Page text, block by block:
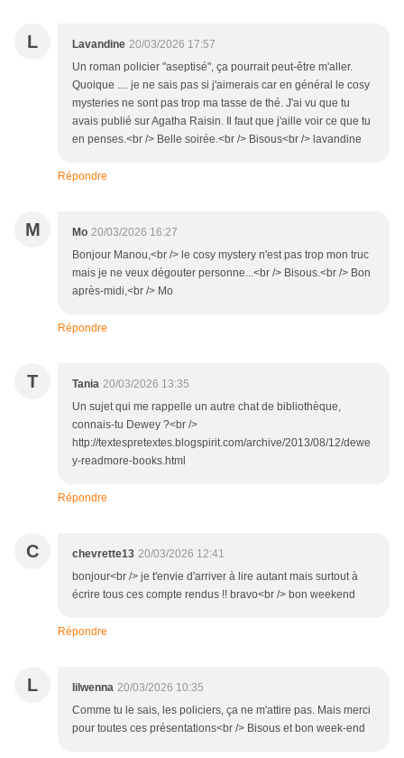
L Lavandine 20/03/2026 17:57
Un roman policier "aseptisé", ça pourrait peut-être m'aller.
Quoique .... je ne sais pas si j'aimerais car en général le cosy
mysteries ne sont pas trop ma tasse de thé. J'ai vu que tu
avais publié sur Agatha Raisin. Il faut que j'aille voir ce que tu
en penses.<br /> Belle soirée.<br /> Bisous<br /> lavandine
Répondre
M Mo 20/03/2026 16:27
Bonjour Manou,<br /> le cosy mystery n'est pas trop mon truc
mais je ne veux dégouter personne...<br /> Bisous.<br /> Bon
après-midi,<br /> Mo
Répondre
T Tania 20/03/2026 13:35
Un sujet qui me rappelle un autre chat de bibliothèque,
connais-tu Dewey ?<br />
http://textespretextes.blogspirit.com/archive/2013/08/12/dewe
y-readmore-books.html
Répondre
C chevrette13 20/03/2026 12:41
bonjour<br /> je t'envie d'arriver à lire autant mais surtout à
écrire tous ces compte rendus !! bravo<br /> bon weekend
Répondre
L lilwenna 20/03/2026 10:35
Comme tu le sais, les policiers, ça ne m'attire pas. Mais merci
pour toutes ces présentations<br /> Bisous et bon week-end